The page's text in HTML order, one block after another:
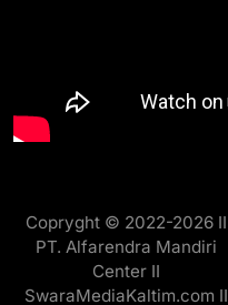
Copryght © 2022-2026 II
PT. Alfarendra Mandiri
Center II
SwaraMediaKaltim.com II